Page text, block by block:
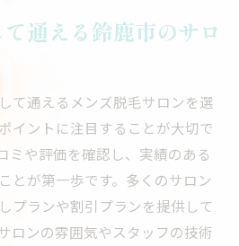
通える鈴鹿市のサロ
て通えるメンズ脱毛サロンを選
イントに注目することが大切で
ミや評価を確認し、実績のある
とが第一歩です。多くのサロン
プランや割引プランを提供して
ロンの雰囲気やスタッフの技術